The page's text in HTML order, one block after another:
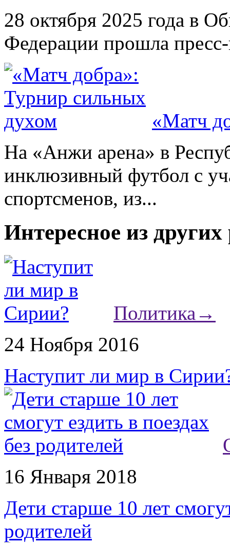
28 октября 2025 года в
Федерации прошла
«Матч
На «Анжи арена» в
инклюзивный футбол с
спортсменов, из...
Интересное из
Политика →
24 Ноября 2016
Наступит ли мир в
16 Января 2018
Дети старше 10 лет
родителей